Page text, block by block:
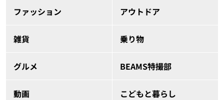
ファッション アウトドア
雑貨 乗り物
グルメ BEAMS特撮部
動画 こどもと暮らし